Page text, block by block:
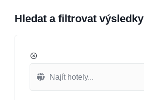
Hledat a filtrovat výsledky